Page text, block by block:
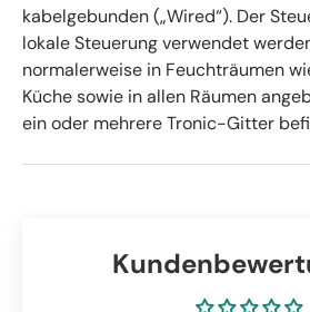
kabelgebunden („Wired“). Der
lokale Steuerung verwendet
normalerweise in Feuchträumen
Küche sowie in allen Räumen
ein oder mehrere Tronic-Gitter